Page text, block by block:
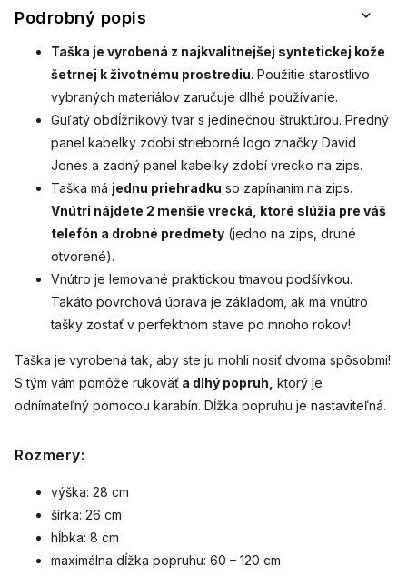
Podrobný popis
Taška je vyrobená z najkvalitnejšej syntetickej kože
šetrnej k životnému prostrediu. Použitie starostlivo
vybraných materiálov zaručuje dlhé používanie.
Guľatý obdĺžnikový tvar s jedinečnou štruktúrou. Predný
panel kabelky zdobí strieborné logo značky David
Jones a zadný panel kabelky zdobí vrecko na zips.
Taška má jednu priehradku so zapínaním na zips.
Vnútri nájdete 2 menšie vrecká, ktoré slúžia pre váš
telefón a drobné predmety (jedno na zips, druhé
otvorené).
Vnútro je lemované praktickou tmavou podšívkou.
Takáto povrchová úprava je základom, ak má vnútro
tašky zostať v perfektnom stave po mnoho rokov!
Taška je vyrobená tak, aby ste ju mohli nosiť dvoma spôsobmi!
S tým vám pomôže rukoväť a dlhý popruh, ktorý je
odnímateľný pomocou karabín. Dĺžka popruhu je nastaviteľná.
Rozmery:
výška: 28 cm
šírka: 26 cm
hĺbka: 8 cm
maximálna dĺžka popruhu: 60 – 120 cm